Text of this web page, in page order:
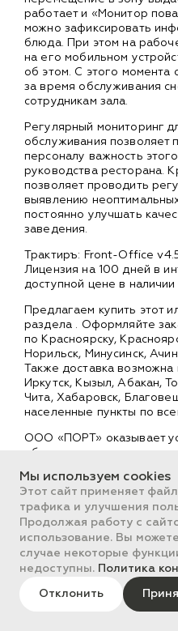
работает и «Монитор
можно зафиксировать
блюда. При этом на
на его мобильном
об этом. С этого момента
за время обслуживания
сотрудникам зала.
Регулярный мониторинг
обслуживания позволяет
персоналу важность
руководства ресторана.
позволяет проводить
выявлению
постоянно улучшать
заведения.
Трактиръ: Front-Office
Лицензия на 100 дней в
доступной цене в наличии
Предлагаем купить этот
раздела . Оформляйте
по Красноярску,
Норильск, Минусинск,
Также доставка
Иркутск, Кызыл, Абакан,
Чита, Хабаровск,
населенные пункты по
ООО «ПОРТ» оказывает
обслуживанию и ремонту
ул. Крылова, д. 1 , ул.
д.17. Специалисты
необходимое
вашем предприятии.
Другие товары
Мы используем cookies
Этот сайт применяет
трафика и улучшения
Продолжая работу с
использование. Вы
случае некоторые
недоступны. Политика
Отклонить